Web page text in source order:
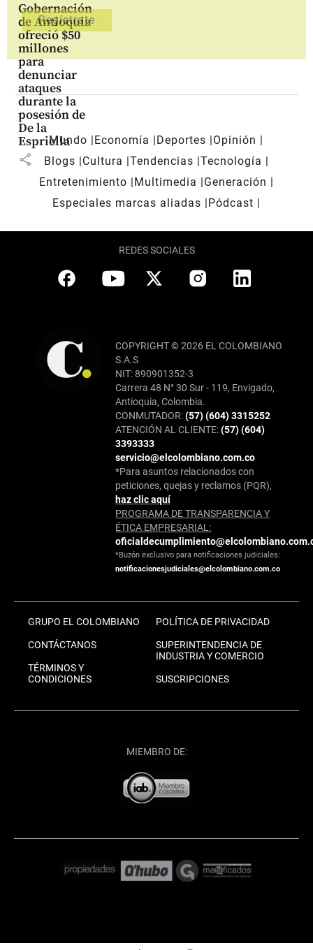
Gobernación
de Antioquia
ofreció $50
millones
para
denunciar
ataques
durante la
posesión de
De la
Espriella
share
Mundo Economía Deportes
Opinión
Blogs
Cultura Tendencias Tecnología
Entretenimiento
Multimedia
Generación
Especiales marcas aliadas
Pódcast
REDES SOCIALES
COPYRIGHT © 2026 EL COLOMBIANO
S.A.S
NIT: 890901352-3
Carrera 48 N° 30 Sur - 119, Envigado,
Antioquia, Colombia.
CONMUTADOR:(57) (604) 3315252
ATENCIÓN AL CLIENTE:(57) (604)
3393333
servicio@elcolombiano.com.co
*Para asuntos relacionados con
peticiones, quejas y reclamos (PQR),
haz clic aquí
PROGRAMA DE TRANSPARENCIA Y
ÉTICA EMPRESARIAL:
*Buzón exclusivo para notificaciones judiciales:
notificacionesjudiciales@elcolombiano.com.co
GRUPO EL COLOMBIANO
CONTÁCTANOS
TÉRMINOS Y
CONDICIONES
POLÍTICA DE PRIVACIDAD
SUPERINTENDENCIA DE
INDUSTRIA Y COMERCIO
SUSCRIPCIONES
MIEMBRO DE: